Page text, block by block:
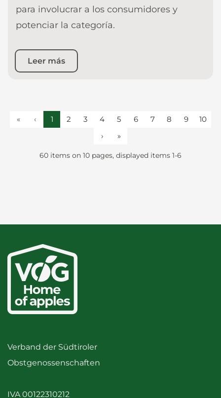
para involucrar a los consumidores y
potenciar la categoría.
Leer más
« ‹ 1 2 3 4 5 6 7 8 9
10
›
»
60 items on 10 pages, displayed items 1-6
Verband der Südtiroler
Obstgenossenschaften
IVA 00122310212